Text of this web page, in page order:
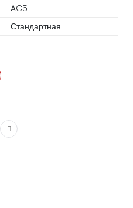
AC5
Стандартная